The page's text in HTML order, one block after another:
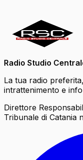
Radio Studio
La tua radio
intrattenimento e
Direttore
Tribunale di Catania